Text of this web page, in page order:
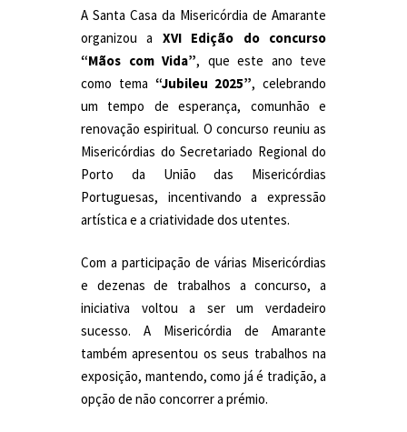
A Santa Casa da Misericórdia de Amarante
organizou a XVI Edição do concurso
“Mãos com Vida”, que este ano teve
como tema “Jubileu 2025”, celebrando
um tempo de esperança, comunhão e
renovação espiritual. O concurso reuniu as
Misericórdias do Secretariado Regional do
Porto da União das Misericórdias
Portuguesas, incentivando a expressão
artística e a criatividade dos utentes.
Com a participação de várias Misericórdias
e dezenas de trabalhos a concurso, a
iniciativa voltou a ser um verdadeiro
sucesso. A Misericórdia de Amarante
também apresentou os seus trabalhos na
exposição, mantendo, como já é tradição, a
opção de não concorrer a prémio.